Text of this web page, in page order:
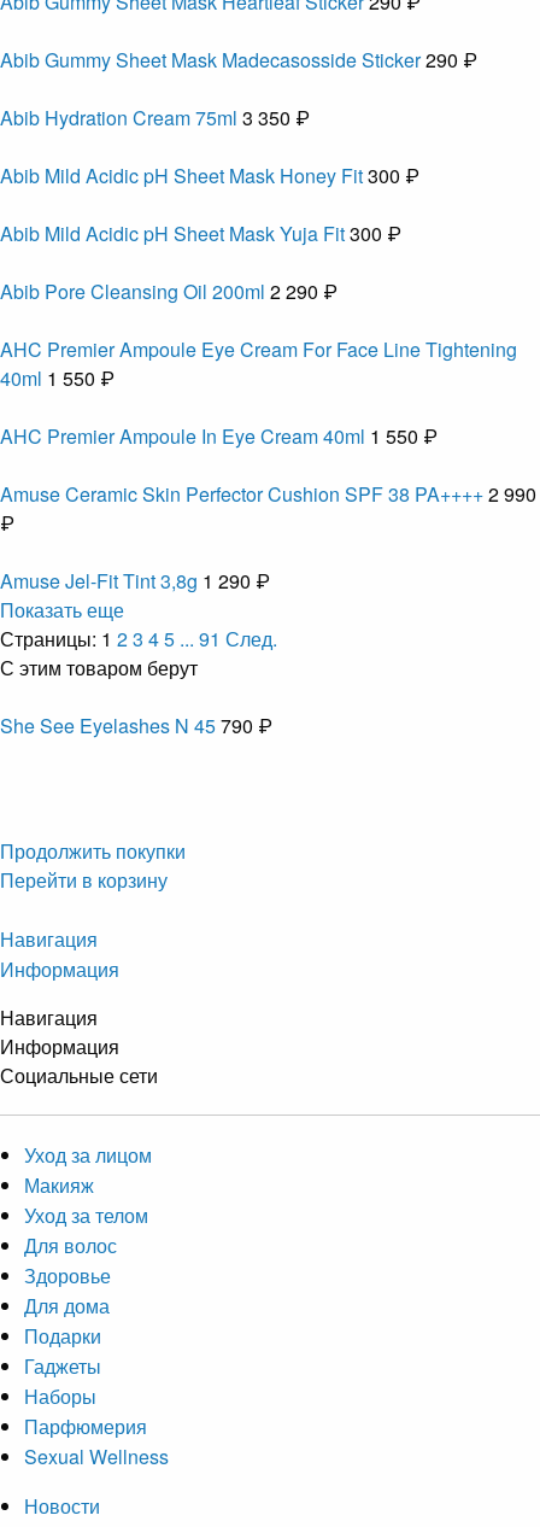
Abib Gummy Sheet Mask Madecasosside Sticker290 ₽
Abib Hydration Cream 75ml 3 350 ₽
Abib Mild Acidic pH Sheet Mask Honey Fit300 ₽
Abib Mild Acidic pH Sheet Mask Yuja Fit300 ₽
Abib Pore Cleansing Oil 200ml 2 290 ₽
AHC Premier Ampoule Eye Cream For Face Line Tightening
40ml 1 550 ₽
AHC Premier Ampoule In Eye Cream 40ml 1 550 ₽
Amuse Ceramic Skin Perfector Cushion SPF 38 PA++++2 990
₽
Amuse Jel-Fit Tint 3,8g 1 290 ₽
Показать еще
Страницы: 1 23 45 ... 91 След.
С этим товаром берут
She See Eyelashes N 45790 ₽
Продолжить покупки
Перейти в корзину
Навигация
Информация
Навигация
Информация
Социальные сети
Уход за лицом
Макияж
Уход за телом
Для волос
Здоровье
Для дома
Подарки
Гаджеты
Наборы
Парфюмерия
Sexual Wellness
Новости